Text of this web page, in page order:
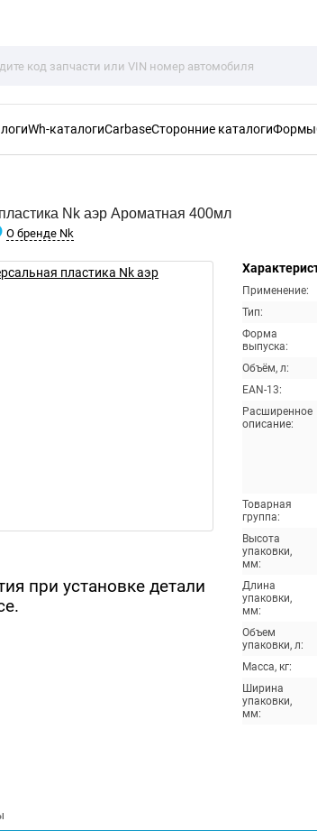
Wh-каталогиCarbaseСторонние каталогиФормы
Nk аэр Ароматная 400мл
О бренде Nk
при установке детали
Применение:
Тип:
Форма
выпуска:
Объём, л:
EAN-13:
Расширенное
описание:
Товарная
группа:
Высота
упаковки,
мм:
Длина
упаковки,
мм:
Объем
упаковки, л:
Масса, кг:
Ширина
упаковки,
мм: